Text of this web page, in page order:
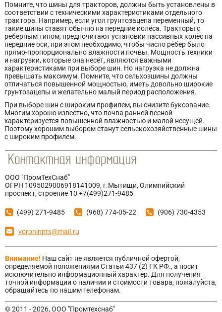
Помните, что шины для тракторов, должны быть установлены в
соответствии с техническими характеристиками отдельного
трактора. Например, если угол грунтозацепа переменный, то
такие шины ставят обычно на передние колёса. Тракторы с
реберным типом, предпочитают установки пассивных колёс на
передние оси, при этом необходимо, чтобы число рёбер было
прямо-пропорционально влажности почвы. Мощность техники
и нагрузки, которые она несёт, являются важными
характеристиками при выборе шин. Но нагрузка не должна
превышать максимум. Помните, что сельхозшины должны
отличаться повышенной мощностью, иметь довольно широкие
грунтозацепы и желательно малый период расположения.
При выборе шин с широким профилем, вы снизите буксование.
Многим хорошо известно, что почва ранней весной
характеризуется повышенной влажностью и малой несущей.
Поэтому хорошим выбором станут сельскохозяйственные шины
с широким профилем.
ООО "ПромТехСнаб"
ОГРН 1095029006918141009, г.Мытищи, Олимпийский
проспект, строение 10 +7(499)271-9485
(499) 271-9485 (968) 774-05-22 (906) 730-4353
voroninpts@mail.ru
Внимание! Наш сайт не является публичной офертой,
определяемой положениями Статьи 437 (2) ГК РФ., а носит
исключительно информационный характер. Для получения
точной информации о наличии и стоимости товара, пожалуйста,
обращайтесь по нашим телефонам.
© 2011 - 2026, ООО "Промтехснаб"